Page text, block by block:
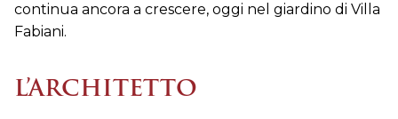
continua ancora a crescere, oggi nel giardino di Villa
Fabiani.
L’ARCHITETTO